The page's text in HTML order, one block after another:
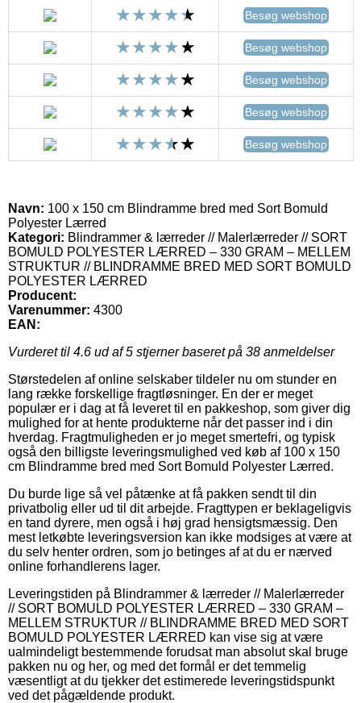
Besøg webshop
Besøg webshop
Besøg webshop
Besøg webshop
Besøg webshop
Navn: 100 x 150 cm Blindramme bred med Sort Bomuld
Polyester Lærred
Kategori: Blindrammer & lærreder // Malerlærreder // SORT
BOMULD POLYESTER LÆRRED – 330 GRAM – MELLEM
STRUKTUR // BLINDRAMME BRED MED SORT BOMULD
POLYESTER LÆRRED
Producent:
Varenummer: 4300
EAN:
Vurderet til 4.6 ud af 5 stjerner baseret på 38 anmeldelser
Størstedelen af online selskaber tildeler nu om stunder en
lang række forskellige fragtløsninger. En der er meget
populær er i dag at få leveret til en pakkeshop, som giver dig
mulighed for at hente produkterne når det passer ind i din
hverdag. Fragtmuligheden er jo meget smertefri, og typisk
også den billigste leveringsmulighed ved køb af 100 x 150
cm Blindramme bred med Sort Bomuld Polyester Lærred.
Du burde lige så vel påtænke at få pakken sendt til din
privatbolig eller ud til dit arbejde. Fragttypen er beklageligvis
en tand dyrere, men også i høj grad hensigtsmæssig. Den
mest letkøbte leveringsversion kan ikke modsiges at være at
du selv henter ordren, som jo betinges af at du er nærved
online forhandlerens lager.
Leveringstiden på Blindrammer & lærreder // Malerlærreder
// SORT BOMULD POLYESTER LÆRRED – 330 GRAM –
MELLEM STRUKTUR // BLINDRAMME BRED MED SORT
BOMULD POLYESTER LÆRRED kan vise sig at være
ualmindeligt bestemmende forudsat man absolut skal bruge
pakken nu og her, og med det formål er det temmelig
væsentligt at du tjekker det estimerede leveringstidspunkt
ved det pågældende produkt.